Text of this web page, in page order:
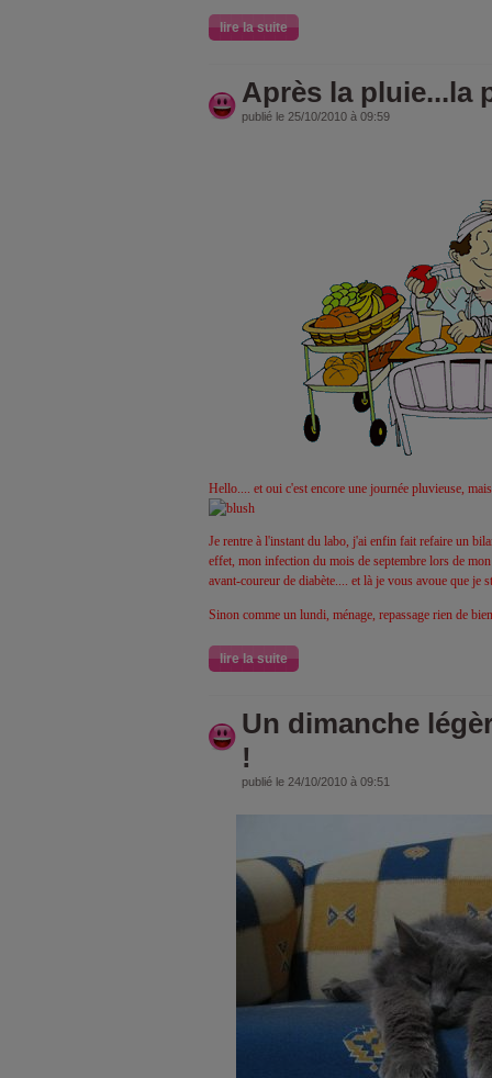
lire la suite
Après la pluie...la
publié le 25/10/2010 à 09:59
Hello.... et oui c'est encore une journée pluvieuse,
Je rentre à l'instant du labo, j'ai enfin fait refaire un
effet, mon infection du mois de septembre lors de
avant-coureur de diabète.... et là je vous avoue que je
Sinon comme un lundi, ménage, repassage rien de
lire la suite
Un dimanche
!
publié le 24/10/2010 à 09:51